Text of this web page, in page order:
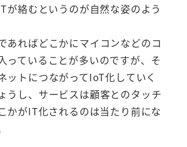
が絡むというのが自然な姿のよう
あればどこかにマイコンなどのコ
っていることが多いのですが、そ
ットにつながってIoT化していく
うし、サービスは顧客とのタッチ
かがIT化されるのは当たり前にな